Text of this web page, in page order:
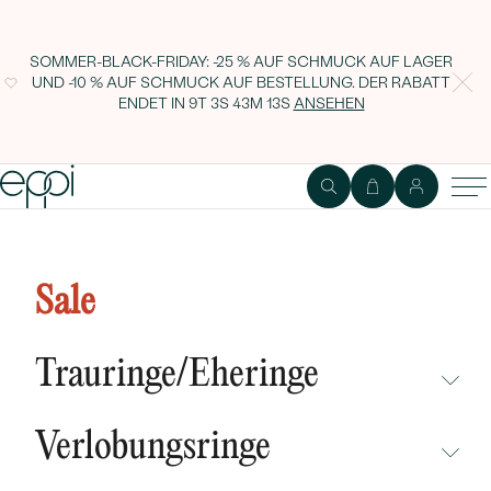
SOMMER-BLACK-FRIDAY: -25 % AUF SCHMUCK AUF LAGER
UND -10 % AUF SCHMUCK AUF BESTELLUNG. DER RABATT
ENDET IN 9T 3S 43M 13S ANSEHEN
Sale
Trauringe/Eheringe
NEUHEITEN
Verlobungsringe
Champagnegold mit Diamanten
Parnell